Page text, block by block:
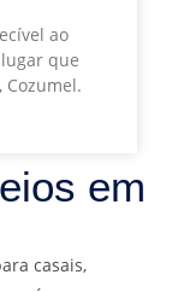
ao
que
em
casais,